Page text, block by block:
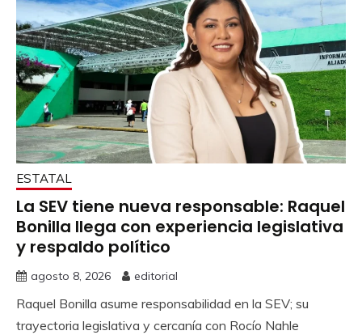
ESTATAL
La SEV tiene nueva responsable: Raquel
Bonilla llega con experiencia legislativa
y respaldo político
agosto 8, 2026 editorial
Raquel Bonilla asume responsabilidad en la SEV; su
trayectoria legislativa y cercanía con Rocío Nahle